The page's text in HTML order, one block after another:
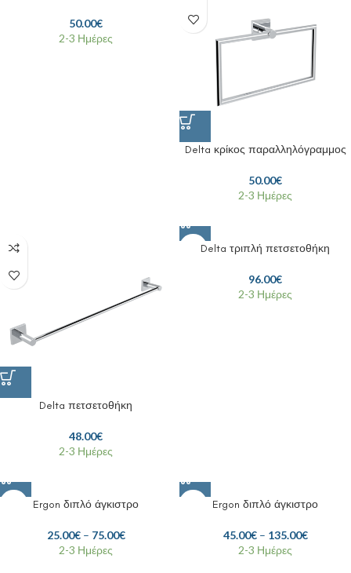
50.00€
2-3 Ημέρες
Delta κρίκος παραλληλόγραμμος
50.00€
2-3 Ημέρες
Delta πετσετοθήκη
48.00€
2-3 Ημέρες
Delta τριπλή πετσετοθήκη
96.00€
2-3 Ημέρες
Ergon διπλό άγκιστρο
25.00€ – 75.00€
2-3 Ημέρες
Ergon διπλό άγκιστρο
45.00€ – 135.00€
2-3 Ημέρες